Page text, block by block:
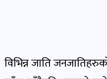
खबर
विभिन्न जाति